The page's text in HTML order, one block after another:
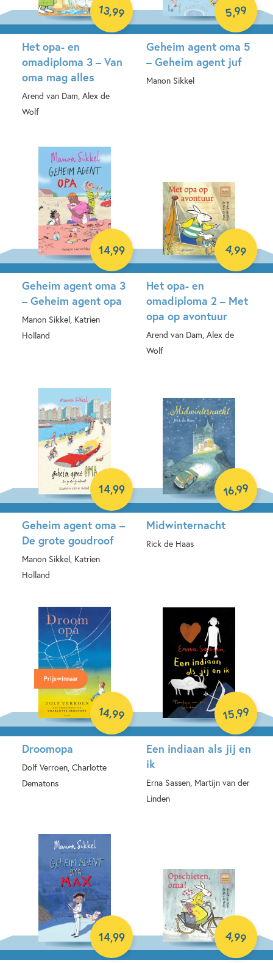
Het opa- en
omadiploma 3 – Van
oma mag alles
Arend van Dam, Alex de
Wolf
13,99
Geheim agent oma 5
– Geheim agent juf
Manon Sikkel
5,99
Geheim agent oma 3
– Geheim agent opa
Manon Sikkel, Katrien
Holland
14,99
Het opa- en
omadiploma 2 – Met
opa op avontuur
Arend van Dam, Alex de
Wolf
4,99
Geheim agent oma –
De grote goudroof
Manon Sikkel, Katrien
Holland
14,99
Midwinternacht
Rick de Haas
16,99
Prijswinnaar
Droomopa
Dolf Verroen, Charlotte
Dematons
14,99
Een indiaan als jij en
ik
Erna Sassen, Martijn van der
Linden
15,99
14,99 4,99